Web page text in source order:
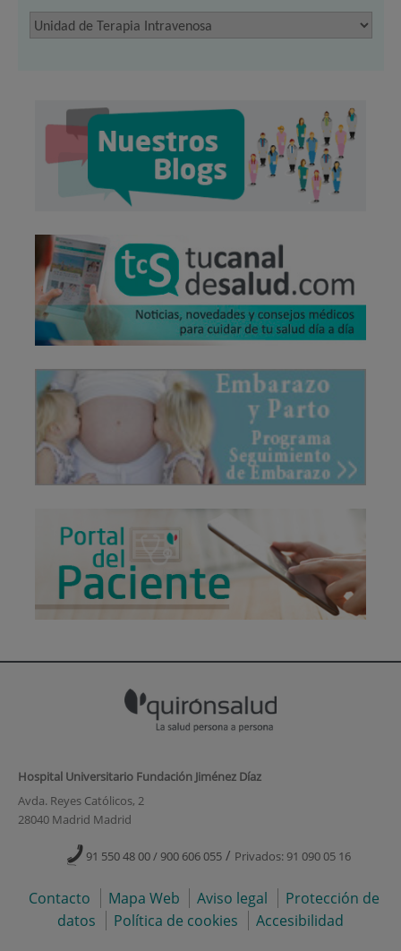
Hospital Universitario Fundación Jiménez Díaz
Avda. Reyes Católicos, 2
28040 Madrid Madrid
91 550 48 00 / 900 606 055 / Privados: 91 090 05 16
Contacto Mapa Web Aviso legal
Protección de
datos
Política de cookies Accesibilidad